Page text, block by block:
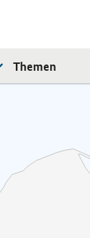
Themen